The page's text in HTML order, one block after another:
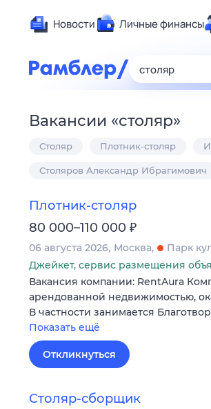
Новости Личные финансы
Вакансии «столяр»
Столяр Плотник-столяр
Столяров Александр Ибрагимович
Плотник-столяр
80 000–110 000 ₽
06 августа 2026 Москва
Парк
Джейкет, сервис размещения
Вакансия компании: RentAura
арендованной недвижимостью,
В частности занимается
Показать ещё
Откликнуться
Столяр-сборщик